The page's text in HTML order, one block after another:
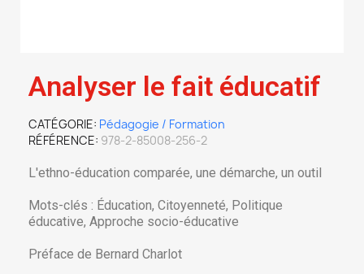
Analyser le fait éducatif
CATÉGORIE Pédagogie / Formation
RÉFÉRENCE 978-2-85008-256-2
L'ethno-éducation comparée, une démarche, un outil
Mots-clés : Éducation, Citoyenneté, Politique
éducative, Approche socio-éducative
Préface de Bernard Charlot